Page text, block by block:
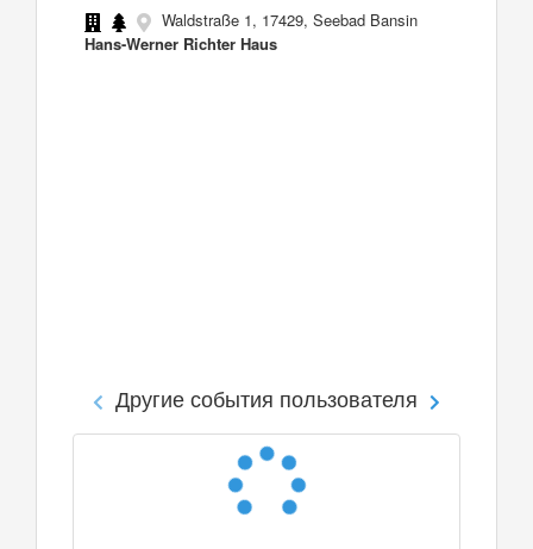
Waldstraße 1, 17429, Seebad Bansin
Hans-Werner Richter Haus
Другие события пользователя